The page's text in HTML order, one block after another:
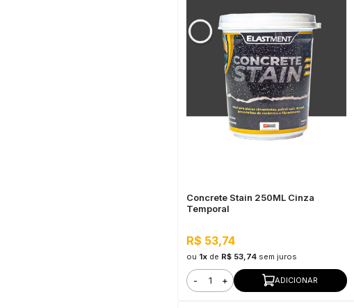
Concrete Stain 250ML Cinza
Temporal
R$ 53,74
ou 1x de R$ 53,74 sem juros
- + ADICIONAR